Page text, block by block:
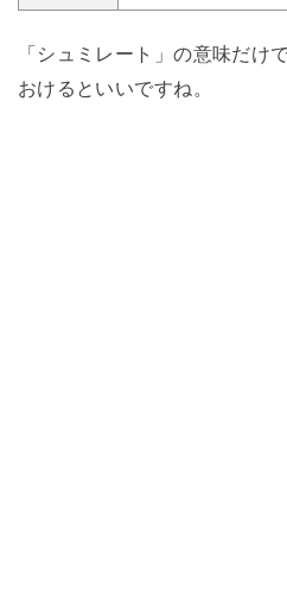
「シュミレート」の意味だけ
おけるといいですね。